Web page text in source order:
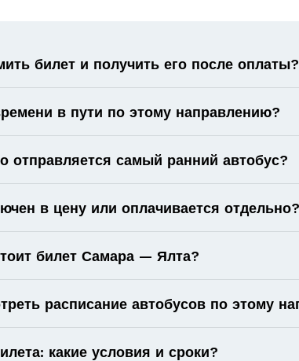
билет и получить его после оплаты?
в пути по этому направлению?
отправляется самый ранний автобус?
в цену или оплачивается отдельно?
билет Самара — Ялта?
расписание автобусов по этому
какие условия и сроки?